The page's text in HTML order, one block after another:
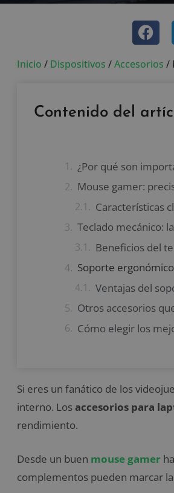
Inicio / Dispositivos /Accesorios /
Contenido del
¿Por qué son
Mouse gamer:
Características
Teclado mecánico:
Beneficios del
Soporte
Ventajas del
Otros accesorios
Cómo elegir los
Si eres un fanático de los
interno. Los accesorios para
rendimiento.
Desde un buen mouse gamer
complementos pueden marcar